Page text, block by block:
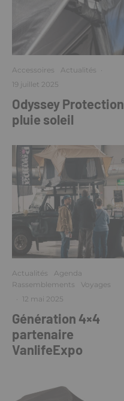
Accessoires Actualités ·
19 juillet 2025
Odyssey Protection
pluie soleil
Actualités
Agenda
Rassemblements
Voyages
·
12 mai 2025
Génération 4×4
partenaire
VanlifeExpo